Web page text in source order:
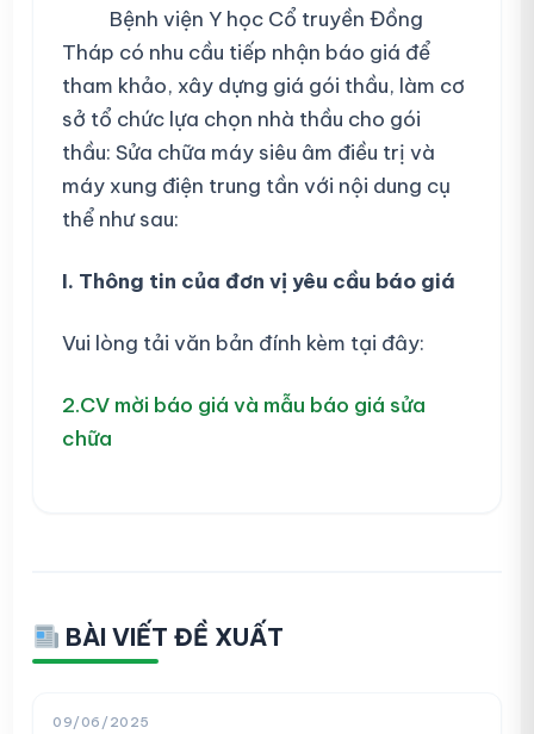
Bệnh viện Y học Cổ truyền Đồng
Tháp có nhu cầu tiếp nhận báo giá để
tham khảo, xây dựng giá gói thầu, làm cơ
sở tổ chức lựa chọn nhà thầu cho gói
thầu: Sửa chữa máy siêu âm điều trị và
máy xung điện trung tần với nội dung cụ
thể như sau:
I. Thông tin của đơn vị yêu cầu báo giá
Vui lòng tải văn bản đính kèm tại đây:
2.CV mời báo giá và mẫu báo giá sửa
chữa
BÀI VIẾT ĐỀ XUẤT
09/06/2025